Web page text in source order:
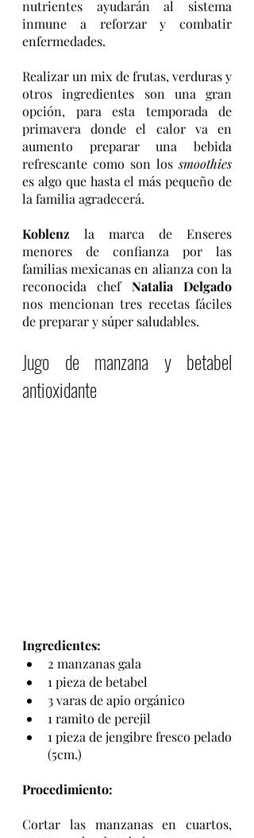
nutrientes ayudarán al sistema
inmune a reforzar y combatir
enfermedades.
Realizar un mix de frutas, verduras y
otros ingredientes son una gran
opción, para esta temporada de
primavera donde el calor va en
aumento preparar una bebida
refrescante como son los smoothies
es algo que hasta el más pequeño de
la familia agradecerá.
Koblenz la marca de Enseres
menores de confianza por las
familias mexicanas en alianza con la
reconocida chef Natalia Delgado
nos mencionan tres recetas fáciles
de preparar y súper saludables.
Jugo de manzana y betabel
antioxidante
Ingredientes:
2 manzanas gala
1 pieza de betabel
3 varas de apio orgánico
1 ramito de perejil
1 pieza de jengibre fresco pelado
(5cm.)
Procedimiento:
Cortar las manzanas en cuartos,